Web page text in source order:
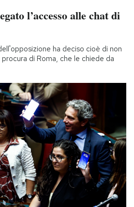
l’accesso alle chat di
ha deciso cioè di non
di Roma, che le chiede da